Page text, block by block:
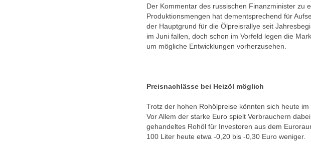
Der Kommentar des russischen Finanzminister zu
Produktionsmengen hat dementsprechend für
der Hauptgrund für die Ölpreisrallye seit
im Juni fallen, doch schon im Vorfeld legen die
um mögliche Entwicklungen vorherzusehen.
Preisnachlässe bei Heizöl möglich
Trotz der hohen Rohölpreise könnten sich heute
Vor Allem der starke Euro spielt Verbrauchern
gehandeltes Rohöl für Investoren aus dem
100 Liter heute etwa -0,20 bis -0,30 Euro weniger.